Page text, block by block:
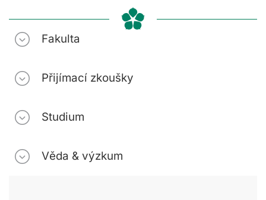
Fakulta
Přijímací zkoušky
Studium
Věda & výzkum